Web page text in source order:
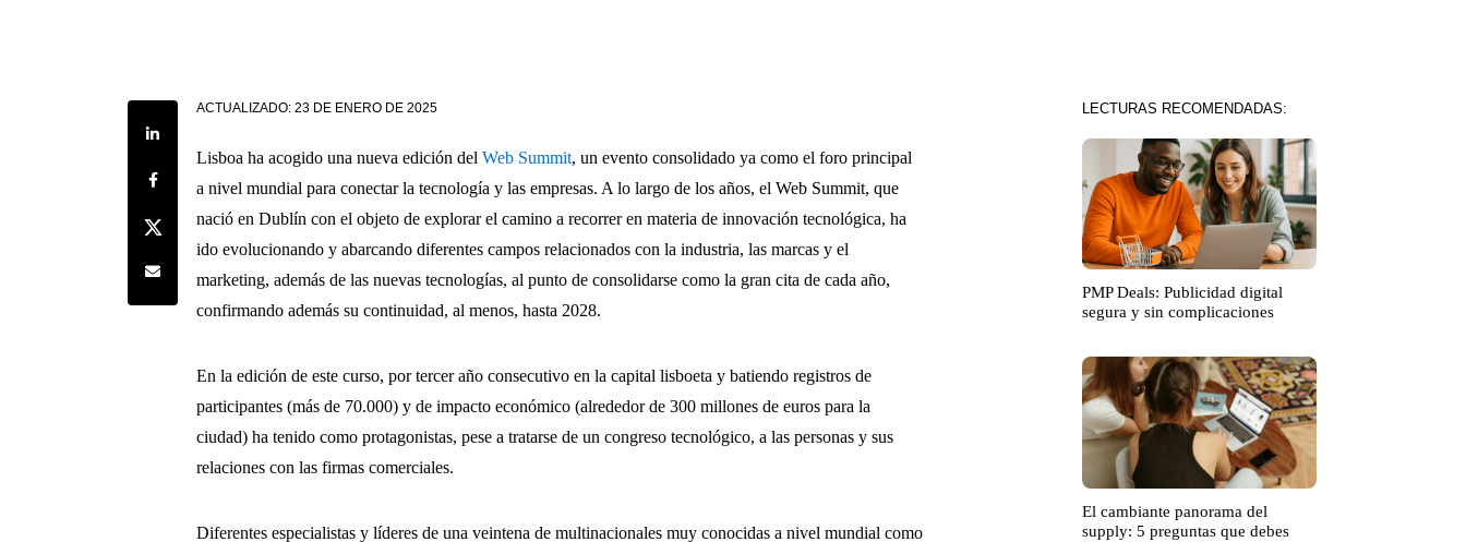
Share on LinkedIn
Share on Facebook
Share on Twitter
Share by e-mail
ACTUALIZADO: 23 DE ENERO DE 2025
Lisboa ha acogido una nueva edición delWeb Summit, un evento consolidado ya como el foro principal
a nivel mundial para conectar la tecnología y las empresas. A lo largo de los años, el Web Summit, que
nació en Dublín con el objeto de explorar el camino a recorrer en materia de innovación tecnológica, ha
ido evolucionando y abarcando diferentes campos relacionados con la industria, las marcas y el
marketing, además de las nuevas tecnologías, al punto de consolidarse como la gran cita de cada año,
confirmando además su continuidad, al menos, hasta 2028.
En la edición de este curso, por tercer año consecutivo en la capital lisboeta y batiendo registros de
participantes (más de 70.000) y de impacto económico (alrededor de 300 millones de euros para la
ciudad) ha tenido como protagonistas, pese a tratarse de un congreso tecnológico, a las personas y sus
relaciones con las firmas comerciales.
Diferentes especialistas y líderes de una veintena de multinacionales muy conocidas a nivel mundial como
LECTURAS RECOMENDADAS:
PMP Deals: Publicidad digital
segura y sin complicaciones
El cambiante panorama del
supply: 5 preguntas que debes